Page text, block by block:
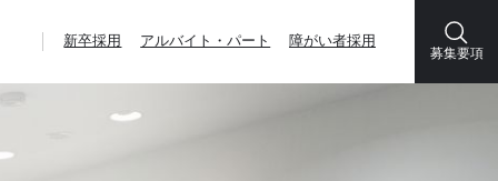
新卒採用 アルバイト・パート 障がい者採用
募集要項